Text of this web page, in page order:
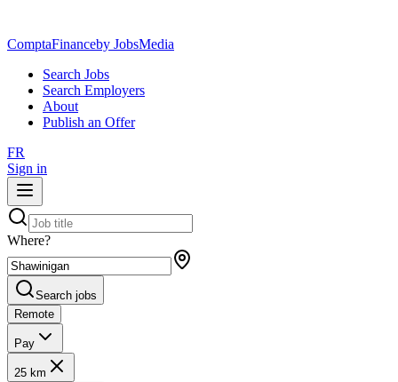
ComptaFinanceby JobsMedia
Search Jobs
Search Employers
About
Publish an Offer
FR
Sign in
Where?
Search jobs
Remote
Pay
25 km